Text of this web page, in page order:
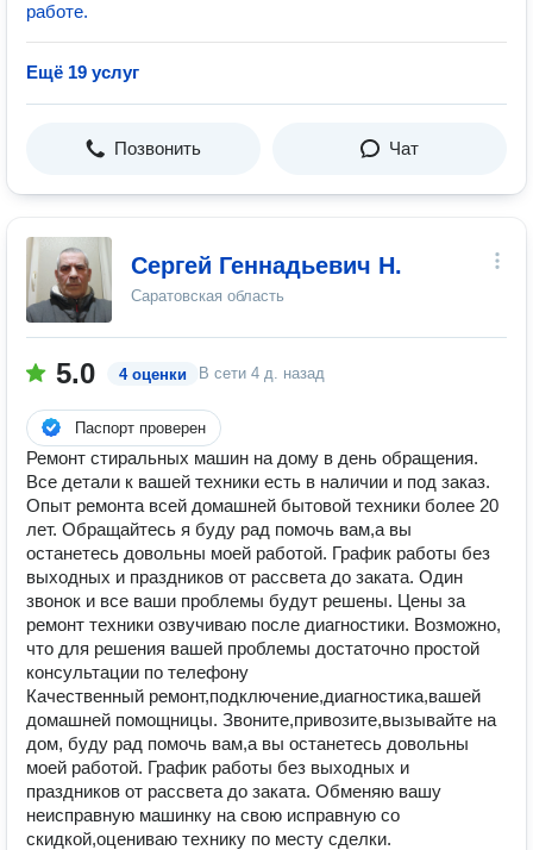
работе.
Ещё 19 услуг
Позвонить Чат
Сергей Геннадьевич Н.
Саратовская область
5.0 4 оценки В сети 4 д. назад
Паспорт проверен
Ремонт стиральных машин на дому в день обращения.
Все детали к вашей техники есть в наличии и под заказ.
Опыт ремонта всей домашней бытовой техники более 20
лет. Обращайтесь я буду рад помочь вам,а вы
останетесь довольны моей работой. График работы без
выходных и праздников от рассвета до заката. Один
звонок и все ваши проблемы будут решены. Цены за
ремонт техники озвучиваю после диагностики. Возможно,
что для решения вашей проблемы достаточно простой
консультации по телефону
Качественный ремонт,подключение,диагностика,вашей
домашней помощницы. Звоните,привозите,вызывайте на
дом, буду рад помочь вам,а вы останетесь довольны
моей работой. График работы без выходных и
праздников от рассвета до заката. Обменяю вашу
неисправную машинку на свою исправную со
скидкой,оцениваю технику по месту сделки.